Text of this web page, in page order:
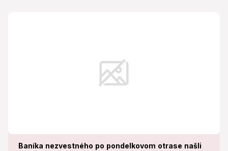
Baníka nezvestného po pondelkovom otrase našli